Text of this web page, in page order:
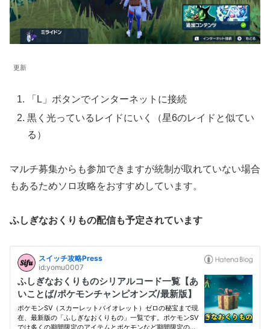
更新
「L」ボタンでインターネットに接続
黒く光っているレイドにいく（星6のレイドと似てい
る）
マルチ募集からも参加できますが統制が取れていない場合
もあるためソロ攻略をおすすめしています。
ふしぎなおくりもの配信も予定されています